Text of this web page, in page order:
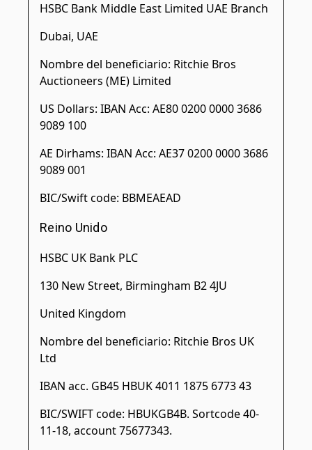
HSBC Bank Middle East Limited UAE Branch
Dubai, UAE
Nombre del beneficiario: Ritchie Bros
Auctioneers (ME) Limited
US Dollars: IBAN Acc: AE80 0200 0000 3686
9089 100
AE Dirhams: IBAN Acc: AE37 0200 0000 3686
9089 001
BIC/Swift code: BBMEAEAD
Reino Unido
HSBC UK Bank PLC
130 New Street, Birmingham B2 4JU
United Kingdom
Nombre del beneficiario: Ritchie Bros UK
Ltd
IBAN acc. GB45 HBUK 4011 1875 6773 43
BIC/SWIFT code: HBUKGB4B. Sortcode 40-
11-18, account 75677343.